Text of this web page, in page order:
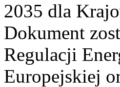
2035 dla
Dokument
Regulacji
Europejskiej